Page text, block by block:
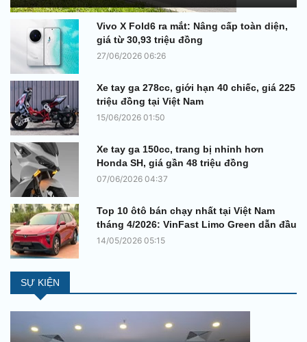
Vivo X Fold6 ra mắt: Nâng cấp toàn diện,
giá từ 30,93 triệu đồng
27/06/2026 06:26
Xe tay ga 278cc, giới hạn 40 chiếc, giá 225
triệu đồng tại Việt Nam
15/06/2026 01:50
Xe tay ga 150cc, trang bị nhỉnh hơn
Honda SH, giá gần 48 triệu đồng
07/06/2026 04:37
Top 10 ôtô bán chạy nhất tại Việt Nam
tháng 4/2026: VinFast Limo Green dẫn đầu
14/05/2026 05:15
SỰ KIỆN